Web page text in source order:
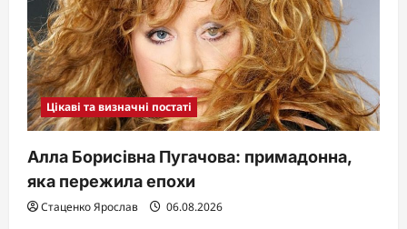
Цікаві та визначні постаті
Алла Борисівна Пугачова: примадонна,
яка пережила епохи
Стаценко Ярослав 06.08.2026